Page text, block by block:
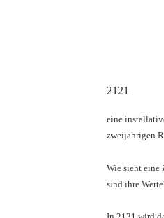
2121
eine
zweijährigen
Wie sieht eine
sind ihre